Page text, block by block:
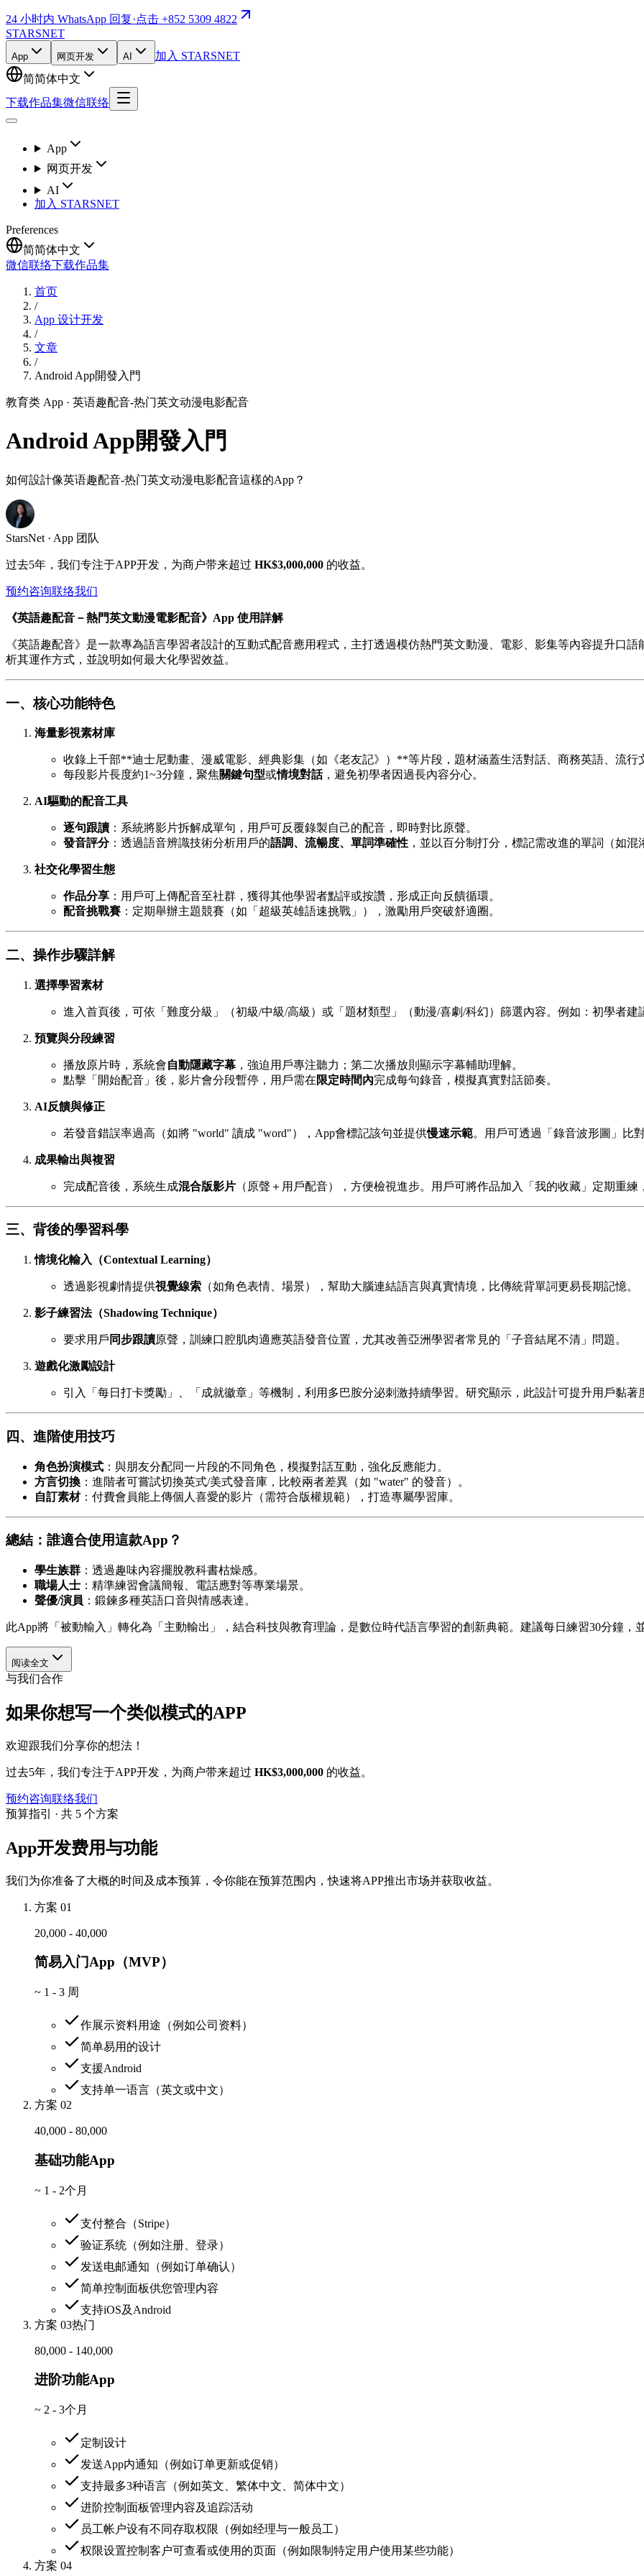
24 小时内 WhatsApp 回复·点击 +852 5309 4822
STARSNET
App 网页开发 AI
加入 STARSNET
简简体中文
下载作品集微信联络
App
网页开发
AI
加入 STARSNET
Preferences
简简体中文
微信联络下载作品集
首页
/
App 设计开发
/
文章
/
Android App開發入門
教育类 App · 英语趣配音-热门英文动漫电影配音
Android App開發入門
如何設計像英语趣配音-热门英文动漫电影配音這樣的App？
StarsNet · App 团队
过去5年，我们专注于APP开发，为商户带来超过 HK$3,000,000 的收益。
预约咨询联络我们
《英語趣配音－熱門英文動漫電影配音》App 使用詳解
《英語趣配音》是一款專為語言學習者設計的互動式配音應用程式，主打透過模仿熱門英文動漫、電影、影集等內容提升口語
析其運作方式，並說明如何最大化學習效益。
一、核心功能特色
海量影視素材庫
收錄上千部**迪士尼動畫、漫威電影、經典影集（如《老友記》）**等片段，題材涵蓋生活對話、商務英語、流行
每段影片長度約1~3分鐘，聚焦關鍵句型或情境對話，避免初學者因過長內容分心。
AI驅動的配音工具
逐句跟讀 ：系統將影片拆解成單句，用戶可反覆錄製自己的配音，即時對比原聲。
發音評分：透過語音辨識技術分析用戶的語調、流暢度、單詞準確性 ，並以百分制打分，標記需改進的單詞（如混
社交化學習生態
作品分享 ：用戶可上傳配音至社群，獲得其他學習者點評或按讚，形成正向反饋循環。
配音挑戰賽 ：定期舉辦主題競賽（如「超級英雄語速挑戰」），激勵用戶突破舒適圈。
二、操作步驟詳解
選擇學習素材
進入首頁後，可依「難度分級」（初級/中級/高級）或「題材類型」（動漫/喜劇/科幻）篩選內容。例如：初學者建
預覽與分段練習
播放原片時，系統會自動隱藏字幕 ，強迫用戶專注聽力；第二次播放則顯示字幕輔助理解。
點擊「開始配音」後，影片會分段暫停，用戶需在限定時間內完成每句錄音，模擬真實對話節奏。
AI反饋與修正
若發音錯誤率過高（如將 "world" 讀成 "word"），App會標記該句並提供慢速示範。用戶可透過「錄音波形圖」比
成果輸出與複習
完成配音後，系統生成混合版影片 （原聲＋用戶配音），方便檢視進步。用戶可將作品加入「我的收藏」定期重練
三、背後的學習科學
情境化輸入（Contextual Learning）
透過影視劇情提供視覺線索 （如角色表情、場景），幫助大腦連結語言與真實情境，比傳統背單詞更易長期記憶。
影子練習法（Shadowing Technique）
要求用戶 同步跟讀原聲，訓練口腔肌肉適應英語發音位置，尤其改善亞洲學習者常見的「子音結尾不清」問題。
遊戲化激勵設計
引入「每日打卡獎勵」、「成就徽章」等機制，利用多巴胺分泌刺激持續學習。研究顯示，此設計可提升用戶黏著
四、進階使用技巧
角色扮演模式 ：與朋友分配同一片段的不同角色，模擬對話互動，強化反應能力。
方言切換 ：進階者可嘗試切換英式/美式發音庫，比較兩者差異（如 "water" 的發音）。
自訂素材：付費會員能上傳個人喜愛的影片（需符合版權規範），打造專屬學習庫。
總結：誰適合使用這款App？
學生族群 ：透過趣味內容擺脫教科書枯燥感。
職場人士 ：精準練習會議簡報、電話應對等專業場景。
聲優/演員 ：鍛鍊多種英語口音與情感表達。
此App將「被動輸入」轉化為「主動輸出」，結合科技與教育理論，是數位時代語言學習的創新典範。建議每日練習30分鐘，
阅读全文
与我们合作
如果你想写一个类似模式的APP
欢迎跟我们分享你的想法！
过去5年，我们专注于APP开发，为商户带来超过 HK$3,000,000 的收益。
预约咨询联络我们
预算指引 · 共 5 个方案
App开发费用与功能
我们为你准备了大概的时间及成本预算，令你能在预算范围内，快速将APP推出市场并获取收益。
方案 01
20,000 - 40,000
简易入门App（MVP）
~ 1 - 3 周
作展示资料用途（例如公司资料）
简单易用的设计
支援Android
支持单一语言（英文或中文）
方案 02
40,000 - 80,000
基础功能App
~ 1 - 2个月
支付整合（Stripe）
验证系统（例如注册、登录）
发送电邮通知（例如订单确认）
简单控制面板供您管理内容
支持iOS及Android
方案 03热门
80,000 - 140,000
进阶功能App
~ 2 - 3个月
定制设计
发送App内通知（例如订单更新或促销）
支持最多3种语言（例如英文、繁体中文、简体中文）
进阶控制面板管理内容及追踪活动
员工帐户设有不同存取权限（例如经理与一般员工）
权限设置控制客户可查看或使用的页面（例如限制特定用户使用某些功能）
方案 04